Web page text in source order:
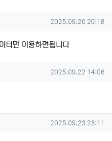
작성일
2025.09.20 20:18
터만 이용하면됩니다
작성일
2025.09.22 14:06
작성일
2025.09.23 23:11